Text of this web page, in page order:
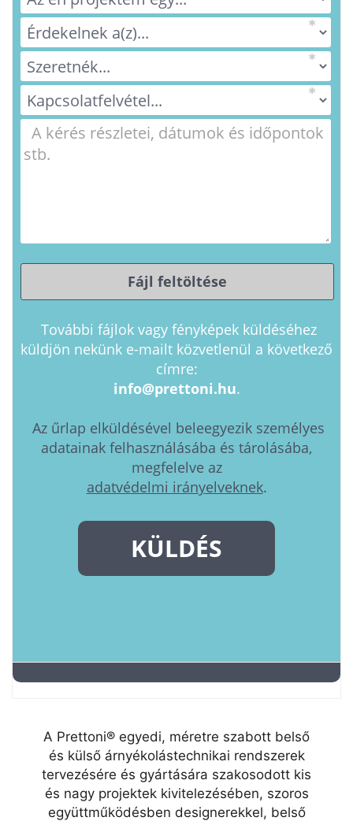
A Prettoni® egyedi, méretre szabott belső
és külső árnyékolástechnikai rendszerek
tervezésére és gyártására szakosodott kis
és nagy projektek kivitelezésében, szoros
együttműködésben designerekkel, belső